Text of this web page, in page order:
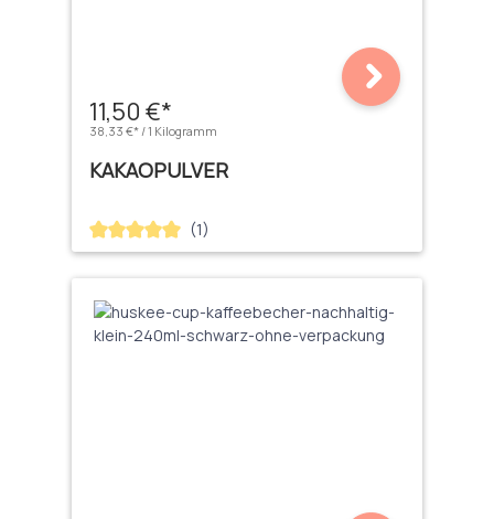
11,50 €*
38,33 €* / 1 Kilogramm
KAKAOPULVER
Durchschnittliche Bewertung von 5 von 5 Sternen
(1)